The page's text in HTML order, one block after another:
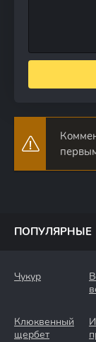
ПОПУЛЯРНЫЕ
Чукур
Клюквенный
щербет